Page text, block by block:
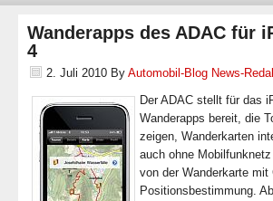
Wanderapps des ADAC für
4
2. Juli 2010 By Automobil-Blog News-
Der ADAC stellt für das
Wanderapps bereit, die
zeigen, Wanderkarten
auch ohne
von der Wanderkarte mit
Positionsbestimmung.